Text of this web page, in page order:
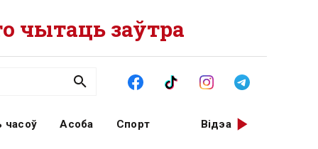
чытаць заўтра
часоў Асоба Спорт Відэа